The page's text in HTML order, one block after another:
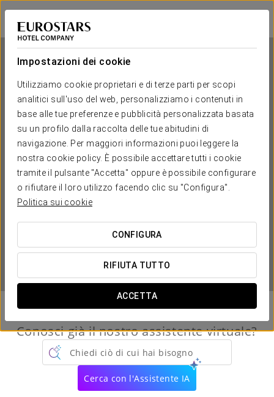
Impostazioni dei cookie
Utilizziamo cookie proprietari e di terze parti per scopi
analitici sull'uso del web, personalizziamo i contenuti in
base alle tue preferenze e pubblicità personalizzata basata
su un profilo dalla raccolta delle tue abitudini di
navigazione. Per maggiori informazioni puoi leggere la
nostra cookie policy. È possibile accettare tutti i cookie
tramite il pulsante "Accetta" oppure è possibile configurare
o rifiutare il loro utilizzo facendo clic su "Configura".
Politica sui cookie
CONFIGURA
RIFIUTA TUTTO
ACCETTA
Dorma Plaza Catalunya
BARCELLONA
Dorma Plaza Catalunya
BARCELLONA
QUANDO VUOI ANDARE?
Conosci già il nostro assistente virtuale?
Chiedi ciò di cui hai bisogno
Cerca con l'Assistente IA